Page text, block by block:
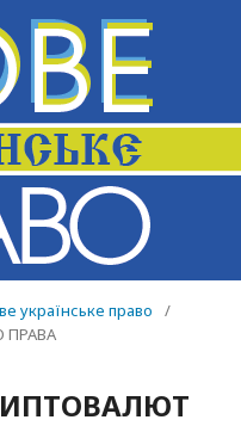
українське право
/
ПРАВА